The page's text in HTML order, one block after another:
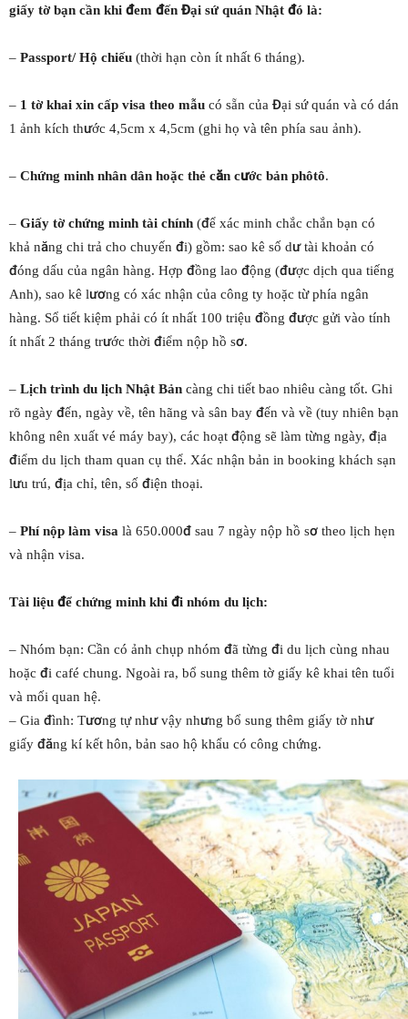
giấy tờ bạn cần khi đem đến Đại sứ quán Nhật đó là:
– Passport/ Hộ chiếu (thời hạn còn ít nhất 6 tháng).
– 1 tờ khai xin cấp visa theo mẫu có sẵn của Đại sứ quán và có dán
1 ảnh kích thước 4,5cm x 4,5cm (ghi họ và tên phía sau ảnh).
– Chứng minh nhân dân hoặc thẻ căn cước bản phôtô.
– Giấy tờ chứng minh tài chính (để xác minh chắc chắn bạn có
khả năng chi trả cho chuyến đi) gồm: sao kê số dư tài khoản có
đóng dấu của ngân hàng. Hợp đồng lao động (được dịch qua tiếng
Anh), sao kê lương có xác nhận của công ty hoặc từ phía ngân
hàng. Sổ tiết kiệm phải có ít nhất 100 triệu đồng được gửi vào tính
ít nhất 2 tháng trước thời điểm nộp hồ sơ.
– Lịch trình du lịch Nhật Bản càng chi tiết bao nhiêu càng tốt. Ghi
rõ ngày đến, ngày về, tên hãng và sân bay đến và về (tuy nhiên bạn
không nên xuất vé máy bay), các hoạt động sẽ làm từng ngày, địa
điểm du lịch tham quan cụ thể. Xác nhận bản in booking khách sạn
lưu trú, địa chỉ, tên, số điện thoại.
– Phí nộp làm visa là 650.000đ sau 7 ngày nộp hồ sơ theo lịch hẹn
và nhận visa.
Tài liệu để chứng minh khi đi nhóm du lịch:
– Nhóm bạn: Cần có ảnh chụp nhóm đã từng đi du lịch cùng nhau
hoặc đi café chung. Ngoài ra, bổ sung thêm tờ giấy kê khai tên tuổi
và mối quan hệ.
– Gia đình: Tương tự như vậy nhưng bổ sung thêm giấy tờ như
giấy đăng kí kết hôn, bản sao hộ khẩu có công chứng.